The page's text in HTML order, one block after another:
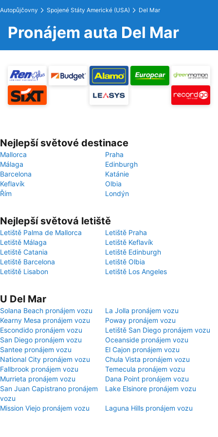
Autopůjčovny Spojené Státy Americké (USA) Del Mar
Pronájem auta Del Mar
Nejlepší světové destinace
Mallorca
Praha
Málaga
Edinburgh
Barcelona
Katánie
Keflavík
Olbia
Řím
Londýn
Nejlepší světová letiště
Letiště Palma de Mallorca
Letiště Praha
Letiště Málaga
Letiště Keflavík
Letiště Catania
Letiště Edinburgh
Letiště Barcelona
Letiště Olbia
Letiště Lisabon
Letiště Los Angeles
U Del Mar
Solana Beach pronájem vozu
La Jolla pronájem vozu
Kearny Mesa pronájem vozu
Poway pronájem vozu
Escondido pronájem vozu
Letiště San Diego pronájem vozu
San Diego pronájem vozu
Oceanside pronájem vozu
Santee pronájem vozu
El Cajon pronájem vozu
National City pronájem vozu
Chula Vista pronájem vozu
Fallbrook pronájem vozu
Temecula pronájem vozu
Murrieta pronájem vozu
Dana Point pronájem vozu
San Juan Capistrano pronájem
vozu
Lake Elsinore pronájem vozu
Mission Viejo pronájem vozu Laguna Hills pronájem vozu